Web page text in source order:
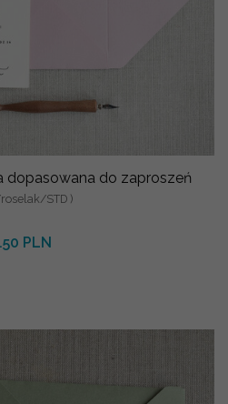
dopasowana do zaproszeń
STD )
PLN